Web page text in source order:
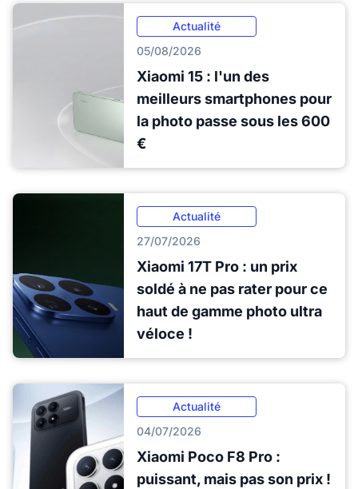
Actualité
05/08/2026
Xiaomi 15 : l'un des
meilleurs smartphones pour
la photo passe sous les 600
€
Actualité
27/07/2026
Xiaomi 17T Pro : un prix
soldé à ne pas rater pour ce
haut de gamme photo ultra
véloce !
Actualité
04/07/2026
Xiaomi Poco F8 Pro :
puissant, mais pas son prix !